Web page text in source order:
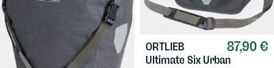
87,90 €
ORTLIEB
Ultimate Six Urban